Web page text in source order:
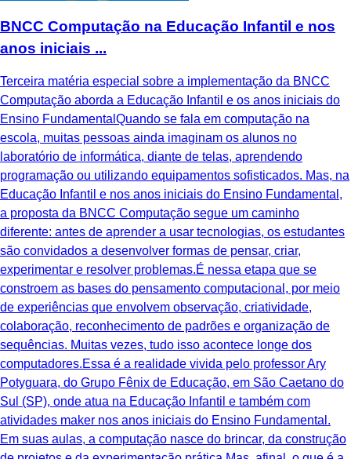
BNCC Computação na Educação Infantil e nos
anos iniciais ...
Terceira matéria especial sobre a implementação da BNCC
Computação aborda a Educação Infantil e os anos iniciais do
Ensino FundamentalQuando se fala em computação na
escola, muitas pessoas ainda imaginam os alunos no
laboratório de informática, diante de telas, aprendendo
programação ou utilizando equipamentos sofisticados. Mas, na
Educação Infantil e nos anos iniciais do Ensino Fundamental,
a proposta da BNCC Computação segue um caminho
diferente: antes de aprender a usar tecnologias, os estudantes
são convidados a desenvolver formas de pensar, criar,
experimentar e resolver problemas.É nessa etapa que se
constroem as bases do pensamento computacional, por meio
de experiências que envolvem observação, criatividade,
colaboração, reconhecimento de padrões e organização de
sequências. Muitas vezes, tudo isso acontece longe dos
computadores.Essa é a realidade vivida pelo professor Ary
Potyguara, do Grupo Fênix de Educação, em São Caetano do
Sul (SP), onde atua na Educação Infantil e também com
atividades maker nos anos iniciais do Ensino Fundamental.
Em suas aulas, a computação nasce do brincar, da construção